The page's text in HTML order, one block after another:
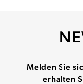
Melden Sie
erhalten